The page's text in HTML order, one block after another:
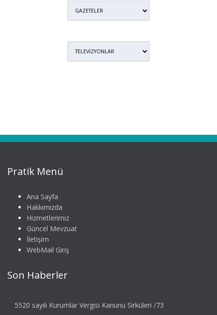
Pratik Menü
Ana Sayfa
Hakkımızda
Hizmetlerimiz
Güncel Mevzuat
İletişim
WebMail Giriş
Son Haberler
5520 sayılı Kurumlar Vergisi Kanunu Sirküleri /73